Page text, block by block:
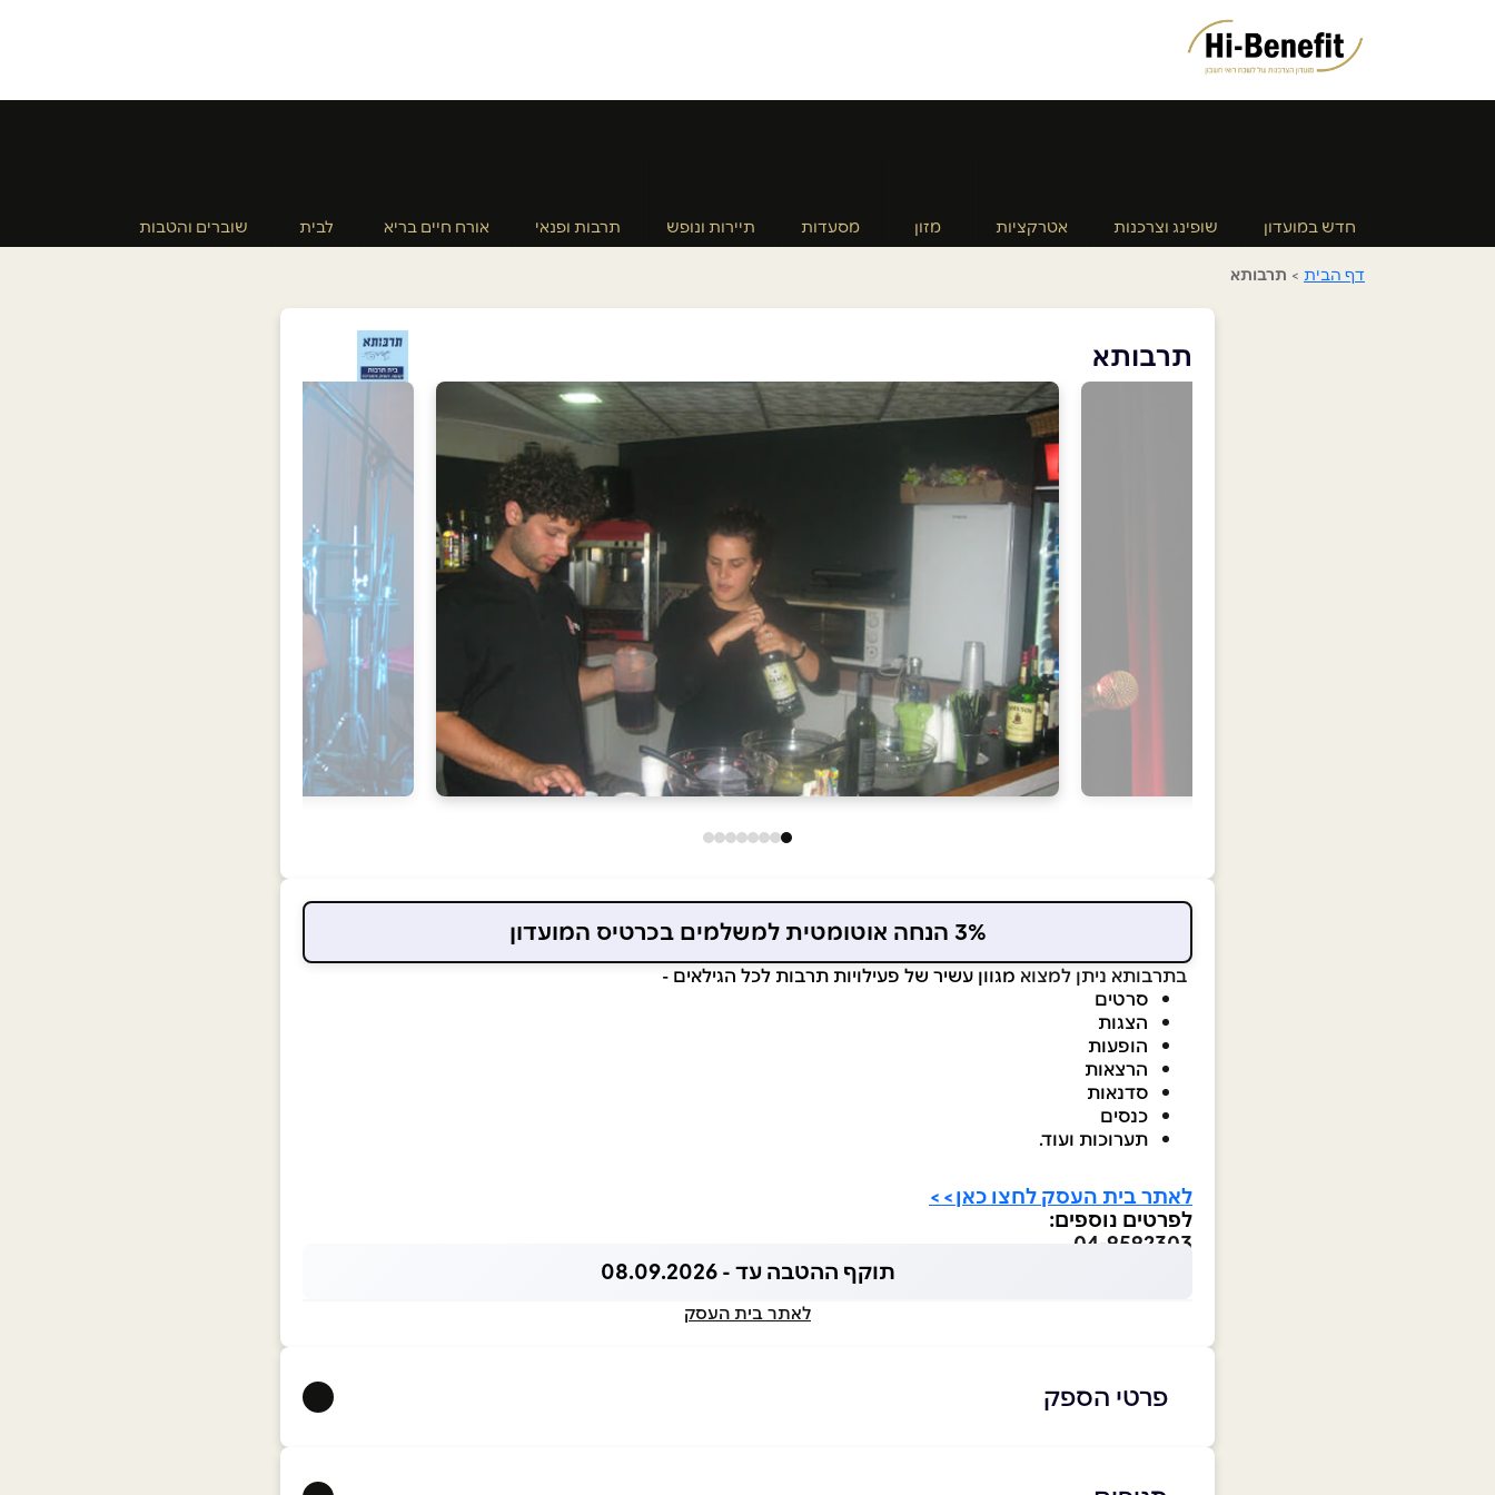
חדש במועדון שופינג וצרכנות אטרקציות מזון מסעדות תיירות ונופש תרבות ופנאי אורח חיים בריא לבית שוברים והטבות
דף הבית > תרבותא
תרבותא
3% הנחה אוטומטית למשלמים בכרטיס המועדון
בתרבותא ניתן למצוא מגוון עשיר של פעילויות תרבות לכל הגילאים -
סרטים
הצגות
הופעות
הרצאות
סדנאות
כנסים
תערוכות ועוד.
לאתר בית העסק לחצו כאן>>
לפרטים נוספים:
04-9592303
תוקף ההטבה עד - 08.09.2026
לאתר בית העסק
פרטי הספק